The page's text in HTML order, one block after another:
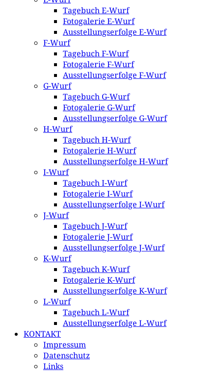
Tagebuch E-Wurf
Fotogalerie E-Wurf
Ausstellungserfolge E-Wurf
F-Wurf
Tagebuch F-Wurf
Fotogalerie F-Wurf
Ausstellungserfolge F-Wurf
G-Wurf
Tagebuch G-Wurf
Fotogalerie G-Wurf
Ausstellungserfolge G-Wurf
H-Wurf
Tagebuch H-Wurf
Fotogalerie H-Wurf
Ausstellungserfolge H-Wurf
I-Wurf
Tagebuch I-Wurf
Fotogalerie I-Wurf
Ausstellungserfolge I-Wurf
J-Wurf
Tagebuch J-Wurf
Fotogalerie J-Wurf
Ausstellungserfolge J-Wurf
K-Wurf
Tagebuch K-Wurf
Fotogalerie K-Wurf
Ausstellungserfolge K-Wurf
L-Wurf
Tagebuch L-Wurf
Ausstellungserfolge L-Wurf
KONTAKT
Impressum
Datenschutz
Links